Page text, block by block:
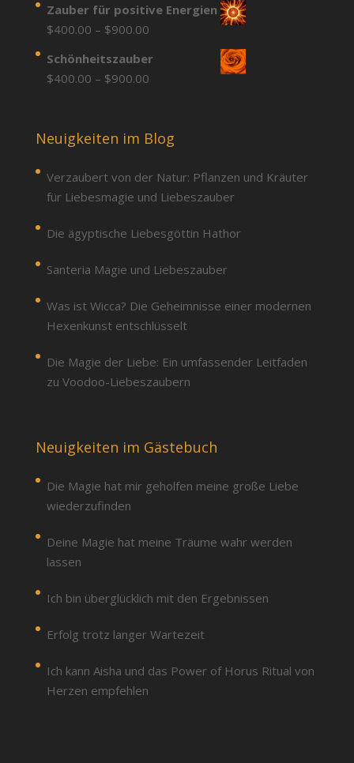
$400.00
$900.00
Zauber für positive Energien
$400.00 – $900.00Price
$400.00
Schönheitszauber
$400.00 – $900.00Price
through
Neuigkeiten im Blog
Verzaubert von der Natur: Pflanzen und Kräuter
für Liebesmagie und Liebeszauber
Die ägyptische Liebesgöttin Hathor
Santeria Magie und Liebeszauber
Was ist Wicca? Die Geheimnisse einer modernen
Hexenkunst entschlüsselt
Die Magie der Liebe: Ein umfassender Leitfaden
zu Voodoo-Liebeszaubern
Neuigkeiten im Gästebuch
Die Magie hat mir geholfen meine große Liebe
wiederzufinden
Deine Magie hat meine Träume wahr werden
lassen
Ich bin überglücklich mit den Ergebnissen
Erfolg trotz langer Wartezeit
Ich kann Aisha und das Power of Horus Ritual von
Herzen empfehlen